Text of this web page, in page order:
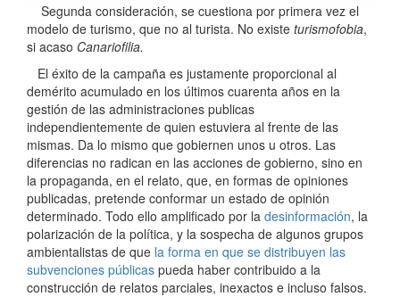
Segunda consideración, se cuestiona por primera vez el
modelo de turismo, que no al turista. No existe turismofobia,
si acaso Canariofilia.
El éxito de la campaña es justamente proporcional al
demérito acumulado en los últimos cuarenta años en la
gestión de las administraciones publicas
independientemente de quien estuviera al frente de las
mismas. Da lo mismo que gobiernen unos u otros. Las
diferencias no radican en las acciones de gobierno, sino en
la propaganda, en el relato, que, en formas de opiniones
publicadas, pretende conformar un estado de opinión
determinado. Todo ello amplificado por la desinformación, la
polarización de la política, y la sospecha de algunos grupos
ambientalistas de que la forma en que se distribuyen las
subvenciones públicas pueda haber contribuido a la
construcción de relatos parciales, inexactos e incluso falsos.